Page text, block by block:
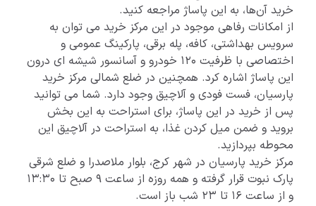
خرید آن‌ها، به این پاساژ مراجعه کنید.
از امکانات رفاهی موجود در این مرکز خرید می توان به
سرویس بهداشتی، کافه، پله برقی، پارکینگ عمومی و
اختصاصی با ظرفیت 120 خودرو و آسانسور شیشه ای درون
این پاساژ اشاره کرد. همچنین در ضلع شمالی مرکز خرید
پارسیان، فست فودی و آلاچیق وجود دارد. شما می توانید
پس از خرید در این پاساژ، برای استراحت به این بخش
بروید و ضمن میل کردن غذا، به استراحت در آلاچیق این
محوطه بپردازید.
مرکز خرید پارسیان در شهر کرج، بلوار ملاصدرا و ضلع شرقی
پارک نبوت قرار گرفته و همه روزه از ساعت 9 صبح تا 13:30
و از ساعت 16 تا 23 شب باز است.